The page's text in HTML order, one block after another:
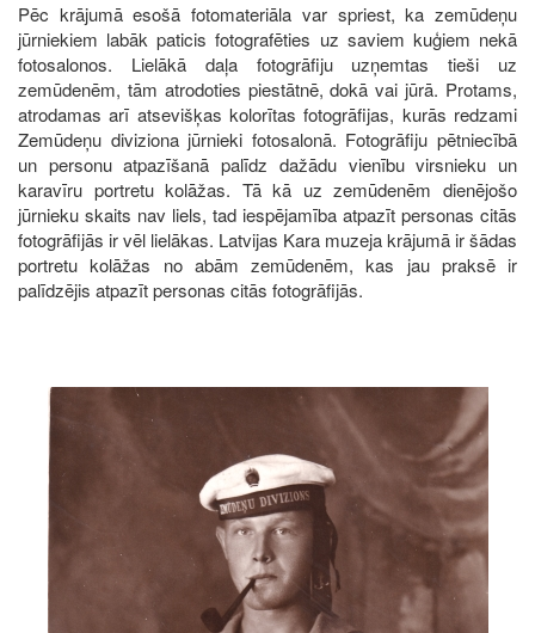
Pēc krājumā esošā fotomateriāla var spriest, ka zemūdeņu
jūrniekiem labāk paticis fotografēties uz saviem kuģiem nekā
fotosalonos. Lielākā daļa fotogrāfiju uzņemtas tieši uz
zemūdenēm, tām atrodoties piestātnē, dokā vai jūrā. Protams,
atrodamas arī atsevišķas kolorītas fotogrāfijas, kurās redzami
Zemūdeņu diviziona jūrnieki fotosalonā. Fotogrāfiju pētniecībā
un personu atpazīšanā palīdz dažādu vienību virsnieku un
karavīru portretu kolāžas. Tā kā uz zemūdenēm dienējošo
jūrnieku skaits nav liels, tad iespējamība atpazīt personas citās
fotogrāfijās ir vēl lielākas. Latvijas Kara muzeja krājumā ir šādas
portretu kolāžas no abām zemūdenēm, kas jau praksē ir
palīdzējis atpazīt personas citās fotogrāfijās.
Image